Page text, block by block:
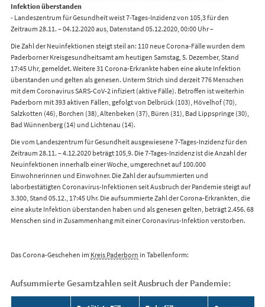
Infektion überstanden
- Landeszentrum für Gesundheit weist 7-Tages-Inzidenz von 105,3 für den
Zeitraum 28.11. – 04.12.2020 aus, Datenstand 05.12.2020, 00:00 Uhr –
Die Zahl der Neuinfektionen steigt steil an: 110 neue Corona-Fälle wurden dem
Paderborner Kreisgesundheitsamt am heutigen Samstag, 5. Dezember, Stand
17:45 Uhr, gemeldet. Weitere 31 Corona-Erkrankte haben eine akute Infektion
überstanden und gelten als genesen. Unterm Strich sind derzeit 776 Menschen
mit dem Coronavirus SARS-CoV-2 infiziert (aktive Fälle). Betroffen ist weiterhin
Paderborn mit 393 aktiven Fällen, gefolgt von Delbrück (103), Hövelhof (70),
Salzkotten (46), Borchen (38), Altenbeken (37), Büren (31), Bad Lippspringe (30),
Bad Wünnenberg (14) und Lichtenau (14).
Die vom Landeszentrum für Gesundheit ausgewiesene 7-Tages-Inzidenz für den
Zeitraum 28.11. – 4.12.2020 beträgt 105,9. Die 7-Tages-Inzidenz ist die Anzahl der
Neuinfektionen innerhalb einer Woche, umgerechnet auf 100.000
Einwohnerinnen und Einwohner. Die Zahl der aufsummierten und
laborbestätigten Coronavirus-Infektionen seit Ausbruch der Pandemie steigt auf
3.300, Stand 05.12., 17:45 Uhr. Die aufsummierte Zahl der Corona-Erkrankten, die
eine akute Infektion überstanden haben und als genesen gelten, beträgt 2.456. 68
Menschen sind in Zusammenhang mit einer Coronavirus-Infektion verstorben.
Das Corona-Geschehen im Kreis Paderborn in Tabellenform:
Aufsummierte Gesamtzahlen seit Ausbruch der Pandemie: